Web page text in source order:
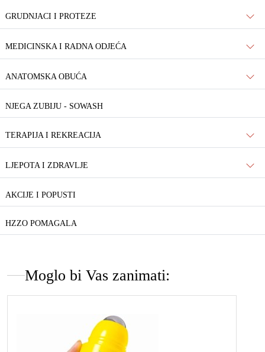
GRUDNJACI I PROTEZE
MEDICINSKA I RADNA ODJEĆA
ANATOMSKA OBUĆA
NJEGA ZUBIJU - SOWASH
TERAPIJA I REKREACIJA
LJEPOTA I ZDRAVLJE
AKCIJE I POPUSTI
HZZO POMAGALA
Moglo bi Vas zanimati: